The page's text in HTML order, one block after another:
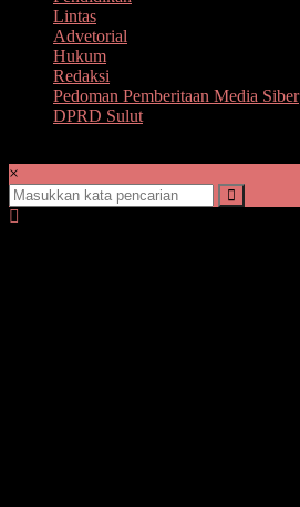
Lintas
Advetorial
Hukum
Redaksi
Pedoman Pemberitaan Media Siber
DPRD Sulut
×